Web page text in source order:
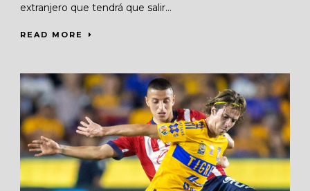
extranjero que tendrá que salir...
READ MORE